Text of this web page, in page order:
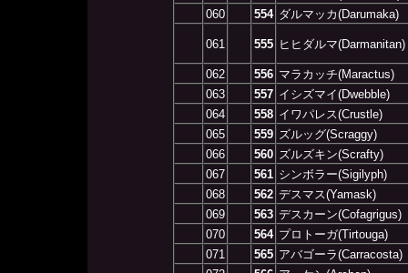
060
554 ダルマッカ(Darumaka)
061 555 ヒヒダルマ(Darmanitan)
062 556 マラカッチ(Maractus)
063
557 イシズマイ(Dwebble)
064
558 イワパレス(Crustle)
065
559 ズルッグ(Scraggy)
066
560 ズルズキン(Scrafty)
067
561 シンボラー(Sigilyph)
068
562 デスマス(Yamask)
069
563 デスカーン(Cofagrigus)
070
564 プロトーガ(Tirtouga)
071
565 アバゴーラ(Carracosta)